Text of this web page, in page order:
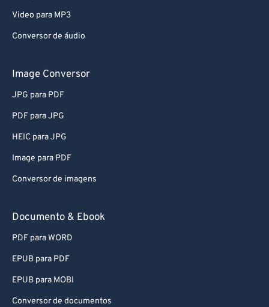
Video para MP3
Conversor de áudio
Image Conversor
JPG para PDF
PDF para JPG
HEIC para JPG
Image para PDF
Conversor de imagens
Documento & Ebook
PDF para WORD
EPUB para PDF
EPUB para MOBI
Conversor de documentos